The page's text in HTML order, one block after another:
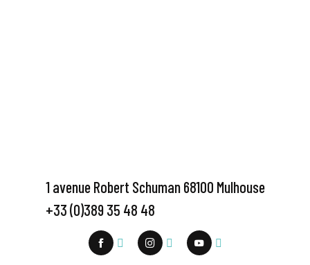
1 avenue Robert Schuman 68100 Mulhouse
+33 (0)389 35 48 48